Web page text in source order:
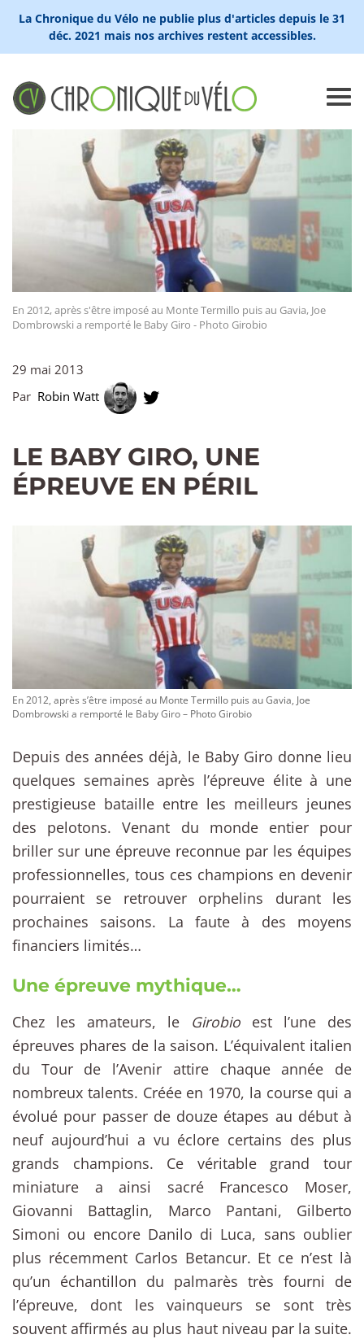
La Chronique du Vélo ne publie plus d'articles depuis le 31
déc. 2021 mais nos archives restent accessibles.
En 2012, après s'être imposé au Monte Termillo puis au Gavia, Joe
Dombrowski a remporté le Baby Giro - Photo Girobio
29 mai 2013
Par Robin Watt
LE BABY GIRO, UNE
ÉPREUVE EN PÉRIL
En 2012, après s’être imposé au Monte Termillo puis au Gavia, Joe
Dombrowski a remporté le Baby Giro – Photo Girobio
Depuis des années déjà, le Baby Giro donne lieu
quelques semaines après l’épreuve élite à une
prestigieuse bataille entre les meilleurs jeunes
des pelotons. Venant du monde entier pour
briller sur une épreuve reconnue par les équipes
professionnelles, tous ces champions en devenir
pourraient se retrouver orphelins durant les
prochaines saisons. La faute à des moyens
financiers limités…
Une épreuve mythique…
Chez les amateurs, le Girobio est l’une des
épreuves phares de la saison. L’équivalent italien
du Tour de l’Avenir attire chaque année de
nombreux talents. Créée en 1970, la course qui a
évolué pour passer de douze étapes au début à
neuf aujourd’hui a vu éclore certains des plus
grands champions. Ce véritable grand tour
miniature a ainsi sacré Francesco Moser,
Giovanni Battaglin, Marco Pantani, Gilberto
Simoni ou encore Danilo di Luca, sans oublier
plus récemment Carlos Betancur. Et ce n’est là
qu’un échantillon du palmarès très fourni de
l’épreuve, dont les vainqueurs se sont très
souvent affirmés au plus haut niveau par la suite.